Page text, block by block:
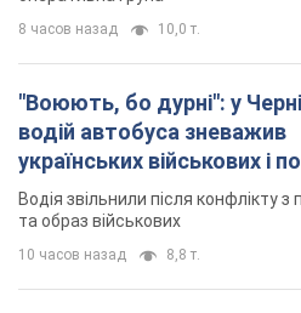
8 часов назад 10,0 т.
"Воюють, бо дурні": у
водій автобуса зневажив
українських військових і
Відео
Водія звільнили після конфлікту
та образ військових
10 часов назад 8,8 т.